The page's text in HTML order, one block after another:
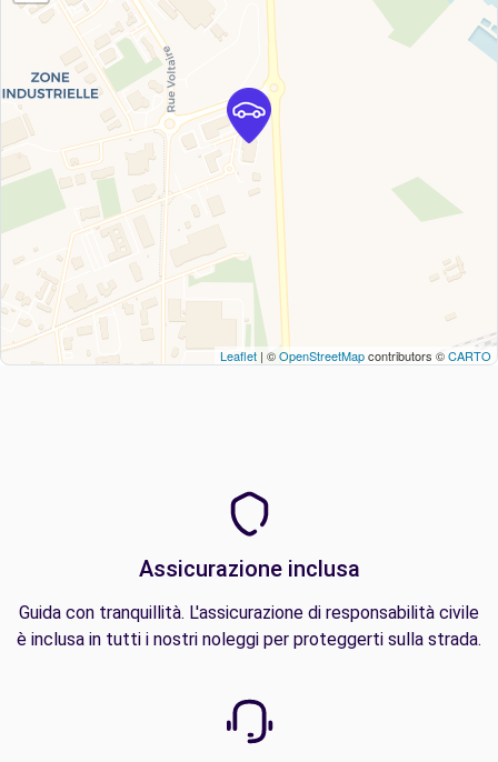
Leaflet | ©OpenStreetMapcontributors ©CARTO
Assicurazione inclusa
Guida con tranquillità. L'assicurazione di responsabilità civile
è inclusa in tutti i nostri noleggi per proteggerti sulla strada.